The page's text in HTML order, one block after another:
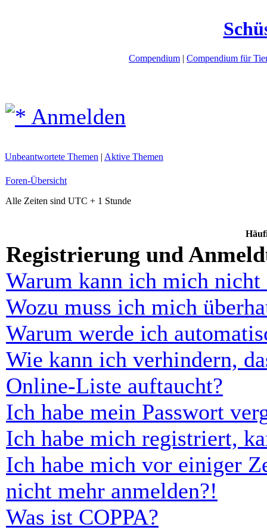
Compendium | Compendium für
Anmelden
Unbeantwortete Themen | Aktive Themen
Foren-Übersicht
Alle Zeiten sind UTC + 1 Stunde
Registrierung und
Warum kann ich mich nicht
Wozu muss ich mich
Warum werde ich
Wie kann ich verhindern,
Online-Liste auftaucht?
Ich habe mein Passwort
Ich habe mich registriert,
Ich habe mich vor einiger
nicht mehr anmelden?!
Was ist COPPA?